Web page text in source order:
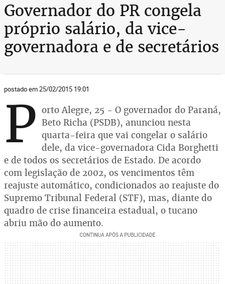
Governador do PR congela
próprio salário, da vice-
governadora e de secretários
postado em 25/02/2015 19:01
P orto Alegre, 25 - O governador do Paraná,
Beto Richa (PSDB), anunciou nesta
quarta-feira que vai congelar o salário
dele, da vice-governadora Cida Borghetti
e de todos os secretários de Estado. De acordo
com legislação de 2002, os vencimentos têm
reajuste automático, condicionados ao reajuste do
Supremo Tribunal Federal (STF), mas, diante do
quadro de crise financeira estadual, o tucano
abriu mão do aumento.